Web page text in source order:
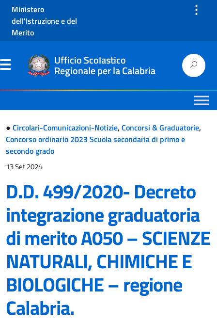
Ministero
dell'Istruzione e del
Merito
⋮
Ufficio Scolastico
Regionale per la Calabria
● Circolari-Comunicazioni-Notizie, Concorsi & Graduatorie,
Concorso ordinario 2023 Scuola secondaria di primo e
secondo grado
13 Set 2024
D.D. 499/2020- Decreto
integrazione graduatoria
di merito A050 – SCIENZE
NATURALI, CHIMICHE E
BIOLOGICHE – regione
Calabria.